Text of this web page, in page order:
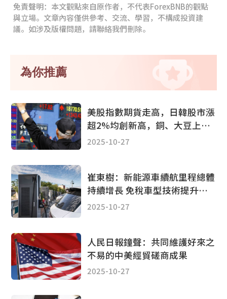
免責聲明：本文觀點來自原作者，不代表ForexBNB的觀點
與立場。文章內容僅供參考、交流、學習，不構成投資建
議。如涉及版權問題，請聯絡我們刪除。
為你推薦
美股指數期貨走高，日韓股市漲
超2%均創新高，銅、大豆上
漲，黃金下挫1%
2025-10-27
崔東樹：新能源車續航里程總體
持續增長 免稅車型技術提升較
平穩
2025-10-27
人民日報鐘聲：共同維護好來之
不易的中美經貿磋商成果
2025-10-27